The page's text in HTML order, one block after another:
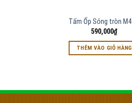
Tấm Ốp Sóng tròn
590,000₫
THÊM VÀO GIỎ HÀNG